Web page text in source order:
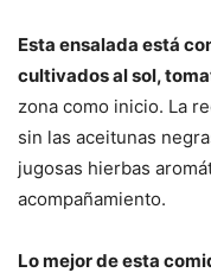
Esta ensalada está
cultivados al sol,
zona como inicio. La
sin las aceitunas
jugosas hierbas
acompañamiento.
Lo mejor de esta